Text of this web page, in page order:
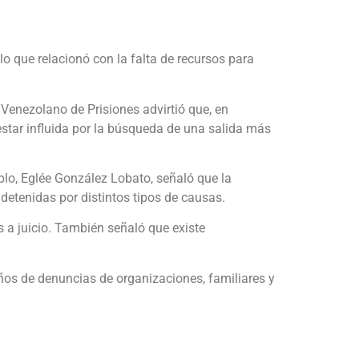
que relacionó con la falta de recursos para
de Prisiones advirtió que, en
influida por la búsqueda de una salida más
Eglée González Lobato, señaló que la
por distintos tipos de causas.
juicio. También señaló que existe
de denuncias de organizaciones, familiares y